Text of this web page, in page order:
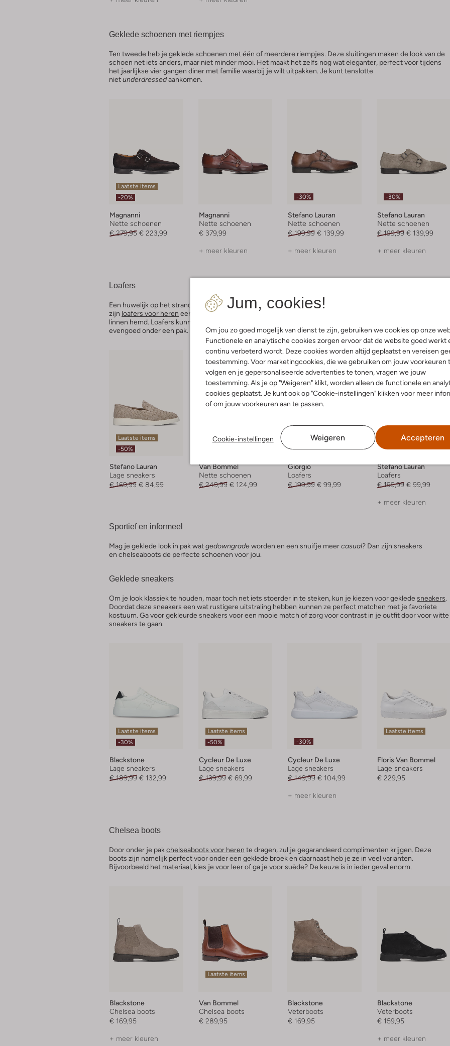
Jum, cookies!
Om jou zo goed mogelijk van dienst te zijn, gebruiken we cookies op onze
Functionele en analytische cookies zorgen ervoor dat de website goed werkt
continu verbeterd wordt. Deze cookies worden altijd geplaatst en vereisen
toestemming. Voor marketingcookies, die we gebruiken om jouw voorkeuren
volgen en je gepersonaliseerde advertenties te tonen, vragen we jouw
toestemming. Als je op "Weigeren" klikt, worden alleen de functionele en
cookies geplaatst. Je kunt ook op "Cookie-instellingen" klikken voor meer
of om jouw voorkeuren aan te passen.
Cookie-instellingen Weigeren Accepteren
Geklede schoenen met riempjes
Ten tweede heb je geklede schoenen met één of meerdere riempjes. Deze sluitingen maken de look van de
schoen net iets anders, maar niet minder mooi. Het maakt het zelfs nog wat eleganter, perfect voor tijdens
het jaarlijkse vier gangen diner met familie waarbij je wilt uitpakken. Je kunt tenslotte
nietunderdressedaankomen.
Laatste items
-20%
Magnanni
Nette schoenen
€ 279,95 € 223,99
Magnanni
Nette schoenen
€ 379,99
+ meer kleuren
-30%
Stefano Lauran
Nette schoenen
€ 199,99 € 139,99
+ meer kleuren
-30%
Stefano Lauran
Nette schoenen
€ 199,99 € 139,99
+ meer kleuren
Loafers
Een huwelijk op het strand of een meer casual gelegenheid waarin je toch chic voor de dag wilt komen? Dan
zijn loafers voor heren een goede keuze als geklede schoen onder jouw pak met hierop bijvoorbeeld een
linnen hemd. Loafers kunnen zowel goed casual gecombineerd worden voor naar het werk, maar ook
evengoed onder een pak. De ideale schoen om ook het hele jaar door te combineren.
Laatste items
-50%
Stefano Lauran
Lage sneakers
€ 169,99 € 84,99
Van Bommel
Nette schoenen
€ 249,99 € 124,99
Laatste items
-50%
Giorgio
Loafers
€ 199,99 € 99,99
Laatste maten
-50%
Stefano Lauran
Loafers
€ 199,99 € 99,99
+ meer kleuren
Sportief en informeel
Mag je geklede look in pak watgedowngradeworden en een snuifje meercasual? Dan zijn sneakers
en chelseaboots de perfecte schoenen voor jou.
Geklede sneakers
Om je look klassiek te houden, maar toch net iets stoerder in te steken, kun je kiezen voor geklede sneakers.
Doordat deze sneakers een wat rustigere uitstraling hebben kunnen ze perfect matchen met je favoriete
kostuum. Ga voor gekleurde sneakers voor een mooie match of zorg voor contrast in je outfit door voor witte
sneakers te gaan.
Laatste items
-30%
Blackstone
Lage sneakers
€ 189,99 € 132,99
Laatste items
-50%
Cycleur De Luxe
Lage sneakers
€ 139,99 € 69,99
-30%
Cycleur De Luxe
Lage sneakers
€ 149,99 € 104,99
+ meer kleuren
Laatste items
Floris Van Bommel
Lage sneakers
€ 229,95
Chelsea boots
Door onder je pak chelseaboots voor heren te dragen, zul je gegarandeerd complimenten krijgen. Deze
boots zijn namelijk perfect voor onder een geklede broek en daarnaast heb je ze in veel varianten.
Bijvoorbeeld het materiaal, kies je voor leer of ga je voor suède? De keuze is in ieder geval enorm.
Blackstone
Chelsea boots
€ 169,95
+ meer kleuren
Laatste items
Van Bommel
Chelsea boots
€ 289,95
Blackstone
Veterboots
€ 169,95
Blackstone
Veterboots
€ 159,95
+ meer kleuren